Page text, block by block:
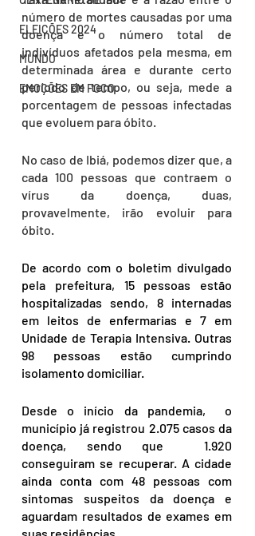
ELEIÇÕES 2024
MUNDO
EMOÇÕES EM FOCO
número de mortes causadas por uma
doença e o número total de
indivíduos afetados pela mesma, em
determinada área e durante certo
período de tempo, ou seja, mede a
porcentagem de pessoas infectadas
que evoluem para óbito.
No caso de Ibiá, podemos dizer que, a
cada 100 pessoas que contraem o
vírus da doença, duas,
provavelmente, irão evoluir para
óbito.
De acordo com o boletim divulgado
pela prefeitura, 15 pessoas estão
hospitalizadas sendo, 8 internadas
em leitos de enfermarias e 7 em
Unidade de Terapia Intensiva. Outras
98 pessoas estão cumprindo
isolamento domiciliar.
Desde o início da pandemia,  o
município já registrou 2.075 casos da
doença, sendo que  1.920
conseguiram se recuperar. A cidade
ainda conta com 48 pessoas com
sintomas suspeitos da doença e
aguardam resultados de exames em
suas residências.